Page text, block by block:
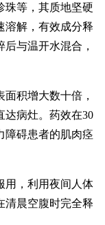
珠等，其质地坚硬
溶解，有效成分释
与温开水混合，
积增大数十倍，
达病灶。药效在30
障碍患者的肌肉痉
用，利用夜间人体
清晨空腹时完全释